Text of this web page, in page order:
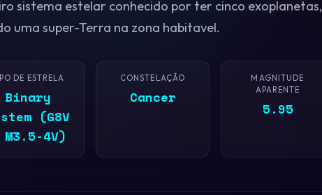
sistema estelar conhecido por ter cinco exoplanetas,
uma super-Terra na zona habitavel.
DE ESTRELA
Binary
(G8V
M3.5-4V)
CONSTELAÇÃO
Cancer
MAGNITUDE
APARENTE
5.95